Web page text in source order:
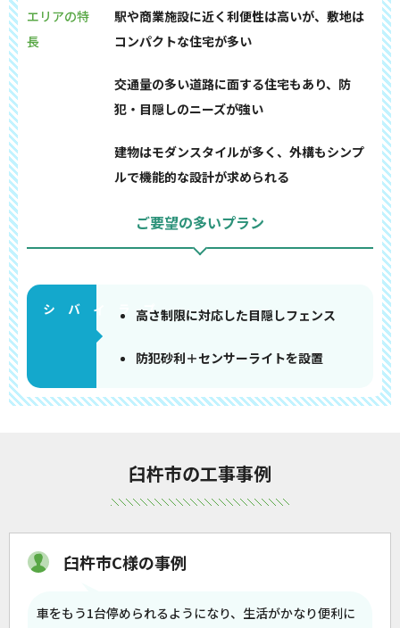
エリアの特
長
駅や商業施設に近く利便性は高いが、敷地は
コンパクトな住宅が多い
交通量の多い道路に面する住宅もあり、防
犯・目隠しのニーズが強い
建物はモダンスタイルが多く、外構もシンプ
ルで機能的な設計が求められる
ご要望の多いプラン
高さ制限に対応した目隠しフェンス
防犯砂利＋センサーライトを設置
臼杵市の工事事例
臼杵市C様の事例
車をもう1台停められるようになり、生活がかなり便利に